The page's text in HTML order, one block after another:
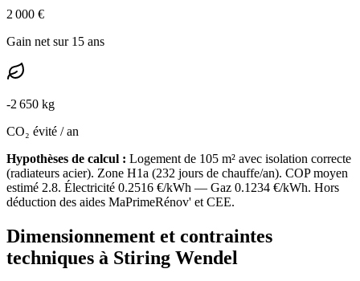
2 000 €
Gain net sur 15 ans
-2 650 kg
CO₂ évité / an
Hypothèses de calcul : Logement de 105 m² avec isolation correcte
(radiateurs acier). Zone H1a (232 jours de chauffe/an). COP moyen
estimé 2.8. Électricité 0.2516 €/kWh — Gaz 0.1234 €/kWh. Hors
déduction des aides MaPrimeRénov' et CEE.
Dimensionnement et contraintes
techniques à Stiring Wendel